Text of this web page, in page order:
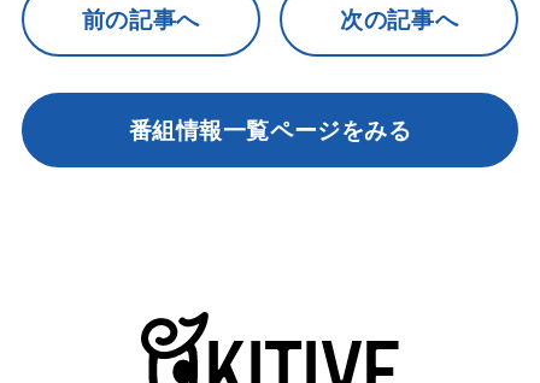
前の記事へ 次の記事へ
番組情報一覧ページをみる